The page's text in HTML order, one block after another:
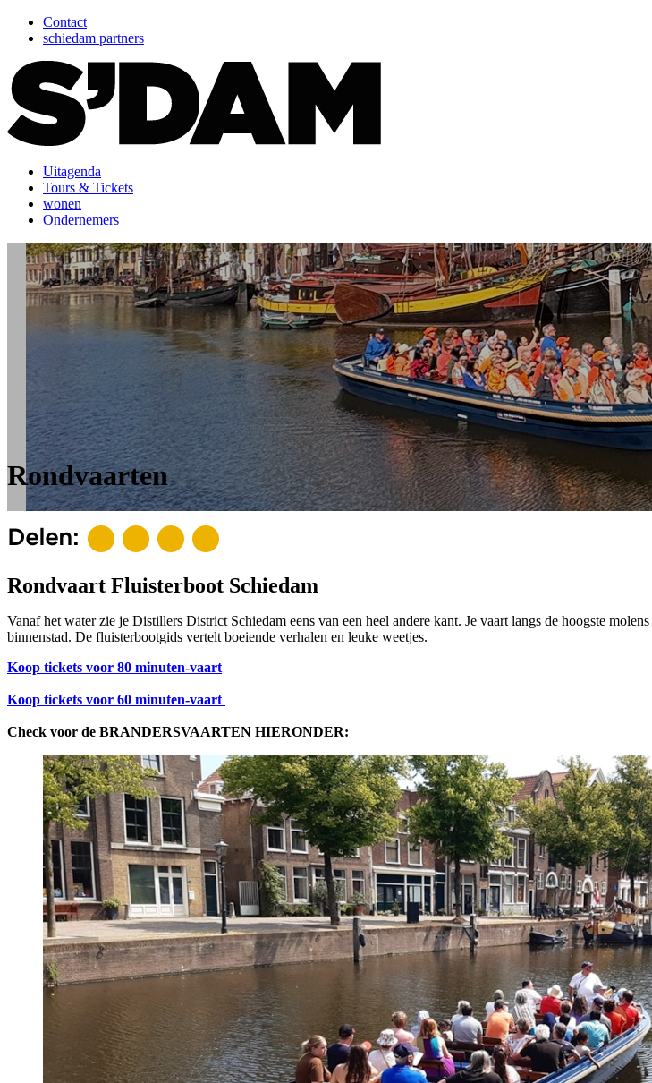
Contact
schiedam partners
Uitagenda
Tours & Tickets
wonen
Ondernemers
Rondvaarten
Delen:
Rondvaart Fluisterboot Schiedam
Vanaf het water zie je Distillers District Schiedam eens van een heel andere kant. Je vaart langs de hoogste
binnenstad. De fluisterbootgids vertelt boeiende verhalen en leuke weetjes.
Koop tickets voor 80 minuten-vaart
Koop tickets voor 60 minuten-vaart
Check voor de BRANDERSVAARTEN HIERONDER: